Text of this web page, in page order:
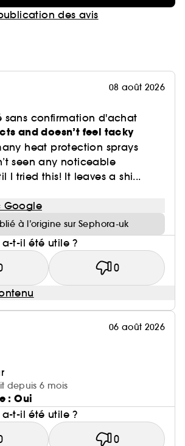
des avis
08 août 2026
sans confirmation d'achat
and doesn’t feel tacky
heat protection sprays
seen any noticeable
I tried this! It leaves a shi...
Google
à l’origine sur Sephora-uk
t-il été utile ?
0
06 août 2026
depuis 6 mois
: Oui
t-il été utile ?
0